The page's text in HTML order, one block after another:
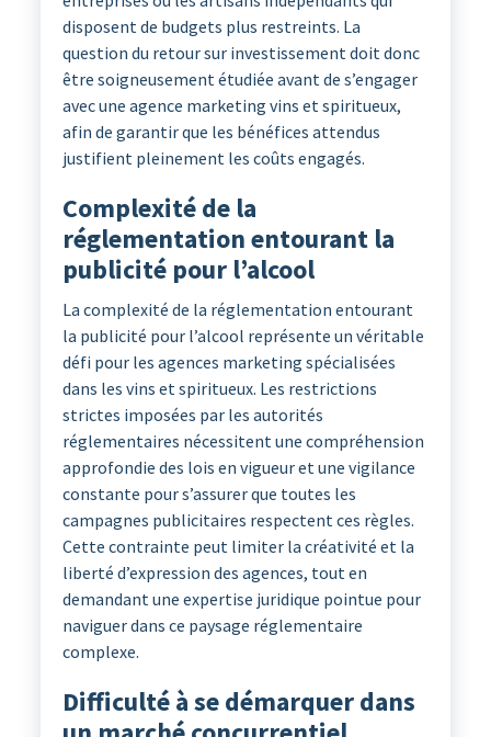
disposent de budgets plus restreints. La
question du retour sur investissement doit donc
être soigneusement étudiée avant de s’engager
avec une agence marketing vins et spiritueux,
afin de garantir que les bénéfices attendus
justifient pleinement les coûts engagés.
Complexité de la
réglementation entourant la
publicité pour l’alcool
La complexité de la réglementation entourant
la publicité pour l’alcool représente un véritable
défi pour les agences marketing spécialisées
dans les vins et spiritueux. Les restrictions
strictes imposées par les autorités
réglementaires nécessitent une compréhension
approfondie des lois en vigueur et une vigilance
constante pour s’assurer que toutes les
campagnes publicitaires respectent ces règles.
Cette contrainte peut limiter la créativité et la
liberté d’expression des agences, tout en
demandant une expertise juridique pointue pour
naviguer dans ce paysage réglementaire
complexe.
Difficulté à se démarquer dans